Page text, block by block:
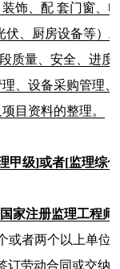
饰、配 套门窗、
、厨房设备等）
质量、安全、进
、设备采购管理
目资料的整理。
甲级]或者[监理综
家注册监理工程
或者两个以上单位
订劳动合同或交纳